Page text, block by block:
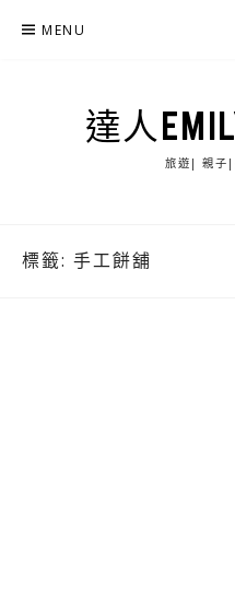
MENU
達人
旅遊| 親子
標籤: 手工餅舖